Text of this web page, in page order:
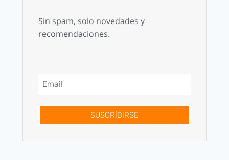
Sin spam, solo novedades y
recomendaciones.
SUSCRÍBIRSE